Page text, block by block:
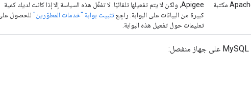
خادم بحث Drupal. يستخدم Apache Solr مكتبة
Apigee، ولكن لا يتم تفعيلها تلقائيًا. لا تفعِّل هذه السياسة إلا إذا كانت لديك كمية
كبيرة من البيانات على البوابة. راجِعتثبيت بوابة "خدمات المطوّرين" للحصول على
تعليمات حول تفعيل هذه البوابة.